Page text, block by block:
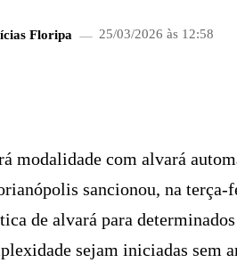
Floripa 25/03/2026 às 12:58
modalidade com alvará
sancionou, na
de alvará para
sejam iniciadas sem